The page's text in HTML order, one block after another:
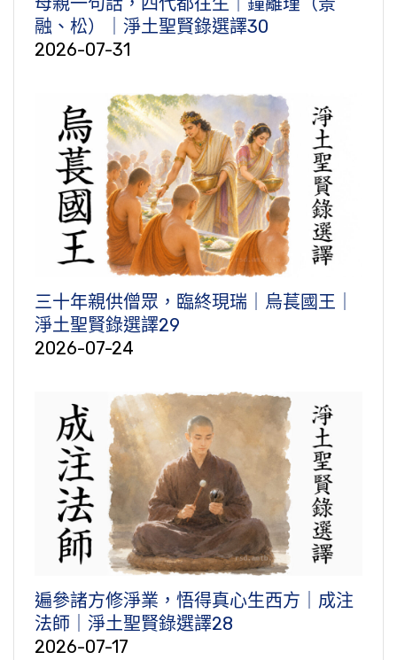
融、松）｜淨土聖賢錄選譯30
2026-07-31
三十年親供僧眾，臨終現瑞｜烏萇國王｜
淨土聖賢錄選譯29
2026-07-24
遍參諸方修淨業，悟得真心生西方｜成注
法師｜淨土聖賢錄選譯28
2026-07-17